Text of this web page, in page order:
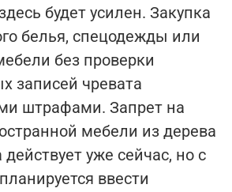
будет усилен. Закупка
белья, спецодежды или
без проверки
записей чревата
штрафами. Запрет на
мебели из дерева
уже сейчас, но с
ввести